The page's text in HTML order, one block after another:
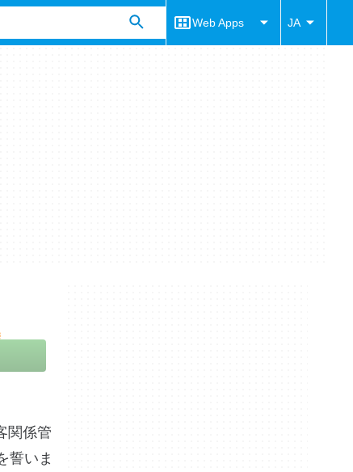
Web Apps JA
関係管
誓いま